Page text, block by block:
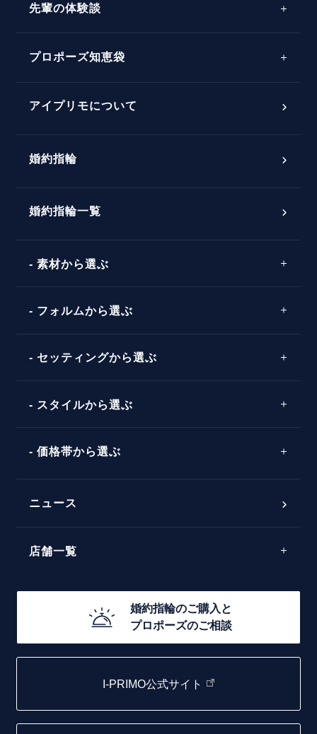
プロポーズアイテム
パーフェクトプロポーズリング
婚約指輪マッチング診断
先輩の体験談
プロポーズ知恵袋
ダイヤモンドの品質とは？
タイミング
言葉
アイプリモについて
婚約指輪
婚約指輪一覧
素材から選ぶ
コンビネーション
フォルムから選ぶ
ストレートライン
セッティングから選ぶ
ソリテール
ラインメレ
スタイルから選ぶ
シンプル
モード
エレガント
価格帯から選ぶ
30万円台～
20万円台～
10万円台～
ニュース
店舗一覧
函館店
取扱店)エヴァンスブライダル 旭川本店
婚約指輪のご購入と
プロポーズのご相談
I-PRIMO公式サイト